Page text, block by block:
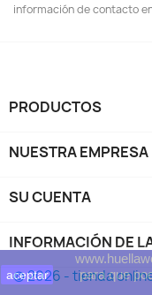
información de contacto
PRODUCTOS
NUESTRA EMPRESA
SU CUENTA
INFORMACIÓN DE
aceptar
para que
© 2026 - tienda